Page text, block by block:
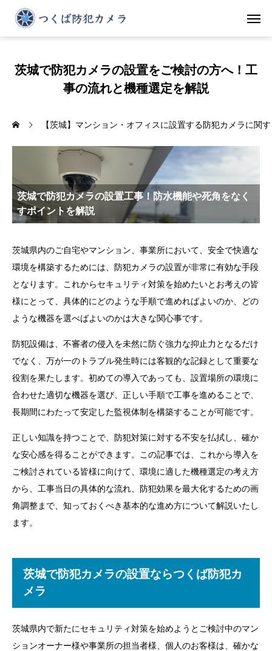
茨城で防犯カメラの設置をご検討の方へ！工
事の流れと機種選定を解説
【茨城】マンション・オフィスに設置する防犯カメラに関
茨城で防犯カメラの設置工事！防水機能や死角をなく
すポイントを解説
茨城県内のご自宅やマンション、事業所において、安全で快適な
環境を構築するためには、防犯カメラの設置が非常に有効な手段
となります。これからセキュリティ対策を始めたいとお考えの皆
様にとって、具体的にどのような手順で進めればよいのか、どの
ような機器を選べばよいのかは大きな関心事です。
防犯設備は、不審者の侵入を未然に防ぐ強力な抑止力となるだけ
でなく、万が一のトラブル発生時には客観的な記録として重要な
役割を果たします。初めての導入であっても、設置場所の環境に
合わせた適切な機器を選び、正しい手順で工事を進めることで、
長期間にわたって安定した監視体制を構築することが可能です。
正しい知識を持つことで、防犯対策に対する不安を払拭し、確か
な安心感を得ることができます。この記事では、これから導入を
ご検討されている皆様に向けて、環境に適した機種選定の考え方
から、工事当日の具体的な流れ、防犯効果を最大化するための画
角調整まで、知っておくべき基本的な進め方について解説いたし
ます。
茨城で防犯カメラの設置ならつくば防犯カ
メラ
茨城県内で新たにセキュリティ対策を始めようとご検討中のマン
ションオーナー様や事業所の担当者様、個人のお客様は、確かな